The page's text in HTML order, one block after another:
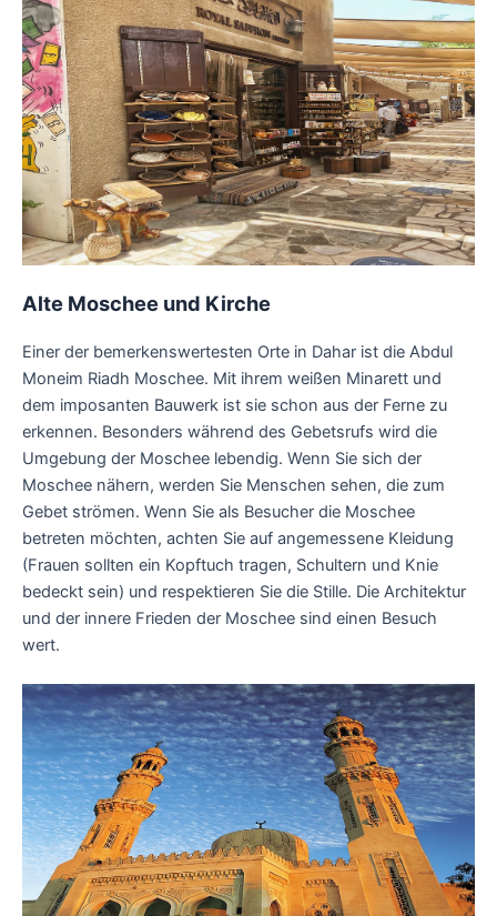
Alte Moschee und Kirche
Einer der bemerkenswertesten Orte in Dahar ist die Abdul
Moneim Riadh Moschee. Mit ihrem weißen Minarett und
dem imposanten Bauwerk ist sie schon aus der Ferne zu
erkennen. Besonders während des Gebetsrufs wird die
Umgebung der Moschee lebendig. Wenn Sie sich der
Moschee nähern, werden Sie Menschen sehen, die zum
Gebet strömen. Wenn Sie als Besucher die Moschee
betreten möchten, achten Sie auf angemessene Kleidung
(Frauen sollten ein Kopftuch tragen, Schultern und Knie
bedeckt sein) und respektieren Sie die Stille. Die Architektur
und der innere Frieden der Moschee sind einen Besuch
wert.